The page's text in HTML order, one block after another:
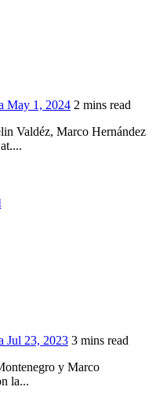
May 1, 2024 2 mins read
Jul 23, 2023 3 mins read
la...